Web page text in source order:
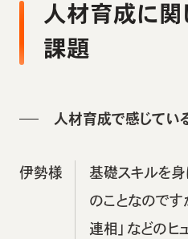
人材育成に関
課題
人材育成で感じてい
伊勢様
基礎スキルを
のことなのです
連相」などのヒ